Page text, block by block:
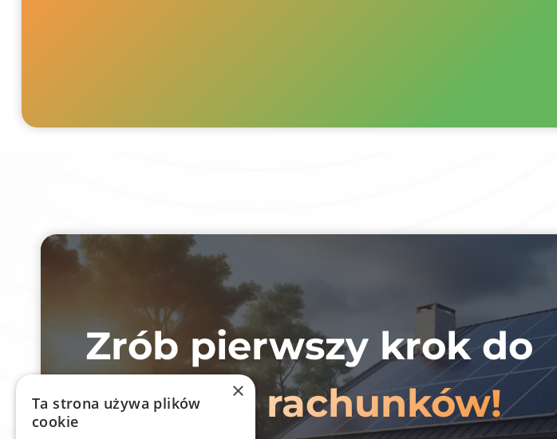
Zrób pierwszy krok do
niższych rachunków!
×
Ta strona używa plików
cookie